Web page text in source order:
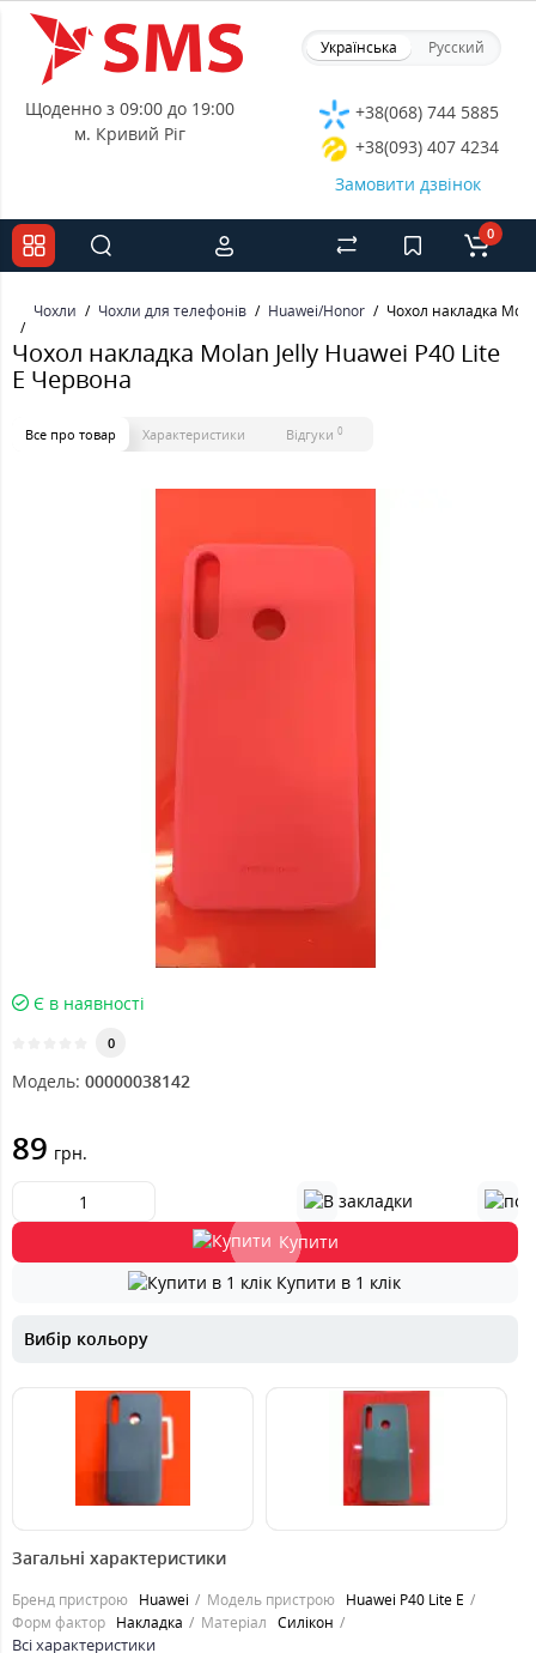
Українська Русский
Щоденно з 09:00 до 19:00
м. Кривий Ріг
+38(068) 744 5885
+38(093) 407 4234
Замовити дзвінок
0
Чохли Чохли для телефонів Huawei/Honor Чохол накладка
Чохол накладка Molan Jelly Huawei P40 Lite
E Червона
Все про товар Характеристики Відгуки 0
Є в наявності
0
Модель: 00000038142
89 грн.
Купити
Купити в 1 клік
Вибір кольору
89 грн.
Загальні характеристики
Бренд пристрою Huawei Модель пристрою Huawei P40 Lite E
Форм фактор Накладка Матеріал Силікон
Всі характеристики